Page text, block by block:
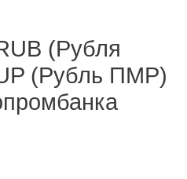
(Рубля
(Рубль ПМР)